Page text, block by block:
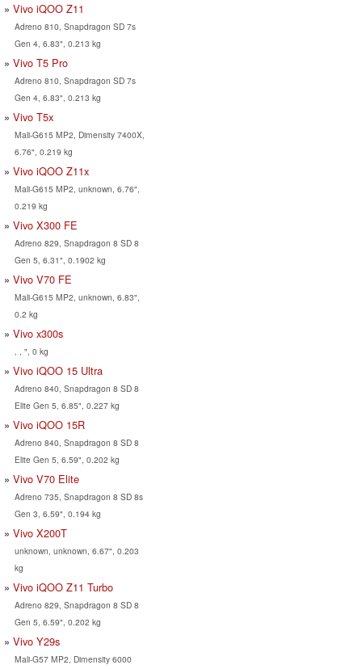
Vivo iQOO Z11
Adreno 810, Snapdragon SD 7s
Gen 4, 6.83", 0.213 kg
Vivo T5 Pro
Adreno 810, Snapdragon SD 7s
Gen 4, 6.83", 0.213 kg
Vivo T5x
Mali-G615 MP2, Dimensity 7400X,
6.76", 0.219 kg
Vivo iQOO Z11x
Mali-G615 MP2, unknown, 6.76",
0.219 kg
Vivo X300 FE
Adreno 829, Snapdragon 8 SD 8
Gen 5, 6.31", 0.1902 kg
Vivo V70 FE
Mali-G615 MP2, unknown, 6.83",
0.2 kg
Vivo x300s
, , ", 0 kg
Vivo iQOO 15 Ultra
Adreno 840, Snapdragon 8 SD 8
Elite Gen 5, 6.85", 0.227 kg
Vivo iQOO 15R
Adreno 840, Snapdragon 8 SD 8
Elite Gen 5, 6.59", 0.202 kg
Vivo V70 Elite
Adreno 735, Snapdragon 8 SD 8s
Gen 3, 6.59", 0.194 kg
Vivo X200T
unknown, unknown, 6.67", 0.203
kg
Vivo iQOO Z11 Turbo
Adreno 829, Snapdragon 8 SD 8
Gen 5, 6.59", 0.202 kg
Vivo Y29s
Mali-G57 MP2, Dimensity 6000